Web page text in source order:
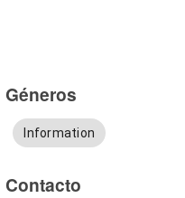
Géneros
Information
Contacto